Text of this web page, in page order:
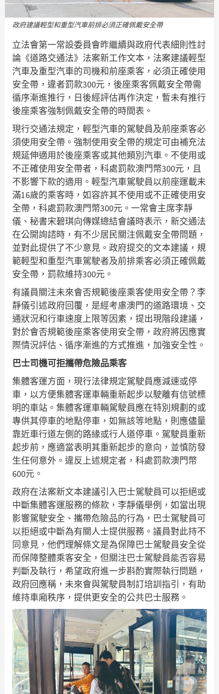
政府建議輕型和重型汽車前排必須正確佩戴安全帶
立法會第一常設委員會昨繼續與政府代表細則性討
論《道路交通法》法案新工作文本，法案建議輕型
汽車及重型汽車的司機和前座乘客，必須正確使用
安全帶，違者罰款300元，後座乘客佩戴安全帶需
循序漸進推行，日後經評估再作決定，暫未有推行
後座乘客強制佩戴安全帶的時間表。
現行交通法規定，輕型汽車的駕駛員及前座乘客必
須使用安全帶。強制使用安全帶的規定可由補充法
規延伸適用於後座乘客或其他類別汽車。不使用或
不正確使用安全帶者，科處罰款澳門幣300元，且
不影響下款的適用。輕型汽車駕駛員以前座運載未
滿16歲的乘客時，如容許其不使用或不正確使用安
全帶，科處罰款澳門幣300元。一常會主席李靜
儀、秘書宋碧琪向傳媒總結會議時表示，新交通法
在公開詢諮時，有不少居民關注佩戴安全帶問題，
並對此提供了不少意見。政府提交的文本建議，規
範輕型和重型汽車駕駛者及前排乘客必須正確佩戴
安全帶，罰款維持300元。
有議員關注未來會否規範後座乘客使用安全帶？李
靜儀引述政府回覆，是經考慮澳門的道路環境、交
通狀況和行車速度上限等因素，提出現階段建議，
對於會否規範後座乘客使用安全帶，政府將因應實
際情況評估、循序漸進的方式推進，加強安全性。
巴士司機可拒攜帶危險品乘客
集體客運方面，現行法律規定駕駛員應減速或停
車，以方便集體客運車輛重新起步以駛離有信號標
明的車站。集體客運車輛駕駛員應在特別規劃的或
專供其停車的地點停車，如無該等地點，則應儘量
靠近車行道左側的路緣或行人道停車。駕駛員重新
起步前，應適當表明其重新起步的意向，並慎防發
生任何意外。違反上述規定者，科處罰款澳門幣
600元。
政府在法案新文本建議引入巴士駕駛員可以拒絕或
中斷集體客運服務的條款，李靜儀舉例，如當出現
影響駕駛安全、攜帶危險品的行為，巴士駕駛員可
以拒絕或中斷為有關人士提供服務。議員對此持不
同意見，他們理解條文是為保障巴士駕駛員安全從
而保障整體乘客安全，但關注巴士駕駛員能否容易
判斷及執行，希望政府進一步斟酌實際執行問題，
政府回應稱，未來會與駕駛員制訂培訓指引，有助
維持車廂秩序，提供更安全的公共巴士服務。